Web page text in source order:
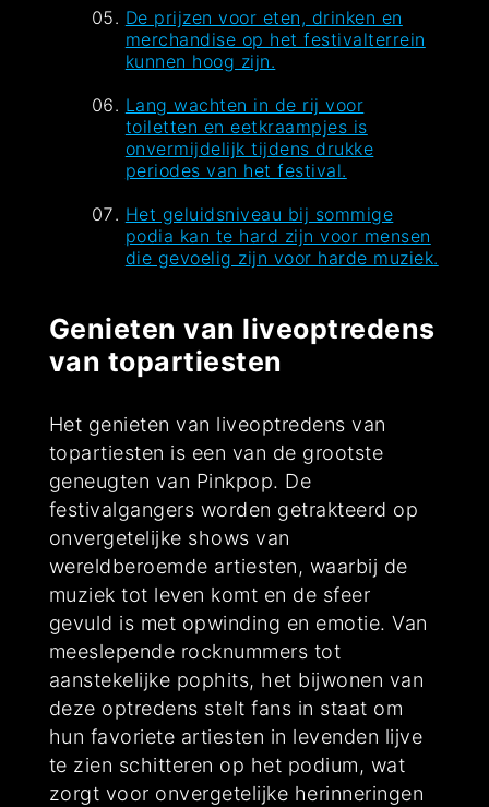
De prijzen voor eten, drinken en
merchandise op het festivalterrein
kunnen hoog zijn.
Lang wachten in de rij voor
toiletten en eetkraampjes is
onvermijdelijk tijdens drukke
periodes van het festival.
Het geluidsniveau bij sommige
podia kan te hard zijn voor mensen
die gevoelig zijn voor harde muziek.
Genieten van liveoptredens
van topartiesten
Het genieten van liveoptredens van
topartiesten is een van de grootste
geneugten van Pinkpop. De
festivalgangers worden getrakteerd op
onvergetelijke shows van
wereldberoemde artiesten, waarbij de
muziek tot leven komt en de sfeer
gevuld is met opwinding en emotie. Van
meeslepende rocknummers tot
aanstekelijke pophits, het bijwonen van
deze optredens stelt fans in staat om
hun favoriete artiesten in levenden lijve
te zien schitteren op het podium, wat
zorgt voor onvergetelijke herinneringen